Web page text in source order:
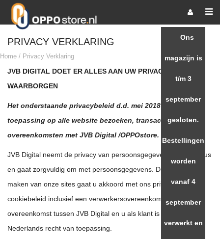
PRIVACY VERKLARING
Home / Privacy Verklaring
JVB DIGITAL DOET ER ALLES AAN UW PRIVACY TE
WAARBORGEN
Het onderstaande privacybeleid d.d. mei 2018 is van
toepassing op alle website bezoeken, transacties en
overeenkomsten met JVB Digital /OPPOstore.
JVB Digital neemt de privacy van persoonsgegevens zeer serieus
en gaat zorgvuldig om met persoonsgegevens. Door gebruik te
maken van onze sites gaat u akkoord met ons privacy- en
cookiebeleid inclusief een verwerkersovereenkomst. Op elke
overeenkomst tussen JVB Digital en u als klant is uitsluitend
Nederlands recht van toepassing.
Ons
magazijn is
t/m 3
september
gesloten.
Bestellingen
worden
vanaf 4
september
verwerkt en